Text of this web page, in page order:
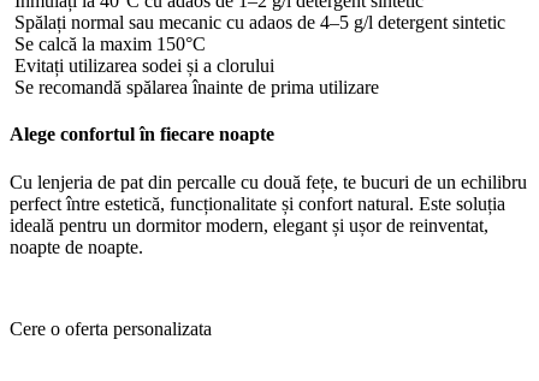
Spălați normal sau mecanic cu adaos de 4–5 g/l detergent sintetic
Se calcă la maxim 150°C
Evitați utilizarea sodei și a clorului
Se recomandă spălarea înainte de prima utilizare
Alege confortul în fiecare noapte
Cu lenjeria de pat din percalle cu două fețe, te bucuri de un echilibru
perfect între estetică, funcționalitate și confort natural. Este soluția
ideală pentru un dormitor modern, elegant și ușor de reinventat,
noapte de noapte.
Cere o oferta personalizata